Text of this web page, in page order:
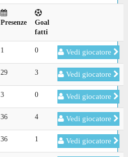
Presenze
Goal
fatti
1 0 Vedi giocatore
29 3 Vedi giocatore
3 0 Vedi giocatore
36 4 Vedi giocatore
36 1 Vedi giocatore